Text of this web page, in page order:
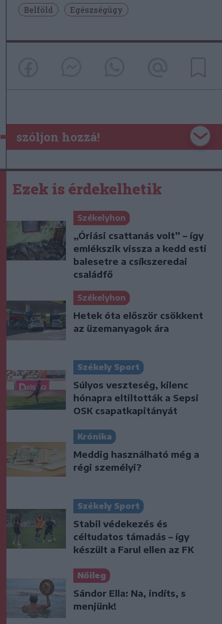
Belföld Egészségügy
szóljon hozzá!
Ezek is érdekelhetik
Székelyhon
„Óriási csattanás volt” – így
emlékszik vissza a kedd esti
balesetre a csíkszeredai
családfő
Székelyhon
Hetek óta először csökkent
az üzemanyagok ára
Székely Sport
Súlyos veszteség, kilenc
hónapra eltiltották a Sepsi
OSK csapatkapitányát
Krónika
Meddig használható még a
régi személyi?
Székely Sport
Stabil védekezés és
céltudatos támadás – így
készült a Farul ellen az FK
Nőileg
Sándor Ella: Na, indíts, s
menjünk!